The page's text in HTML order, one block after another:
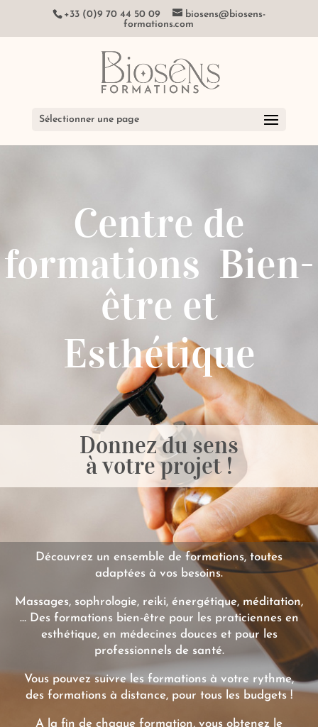
+33 (0)9 70 44 50 09
biosens@biosens-
formations.com
Sélectionner une page
Centre de
formations Bien-
être et
Esthétique
Donnez du sens
à votre projet !
Découvrez un ensemble de formations, toutes
adaptées à vos besoins.
Massages, sophrologie, reiki, énergétique, méditation,
… Des formations bien-être pour les praticiennes en
esthétique, en médecines douces et pour les
professionnels de santé.
Vous pouvez suivre les formations à votre rythme,
des formations à distance, pour tous les budgets !
A la fin de chaque formation, vous obtenez le